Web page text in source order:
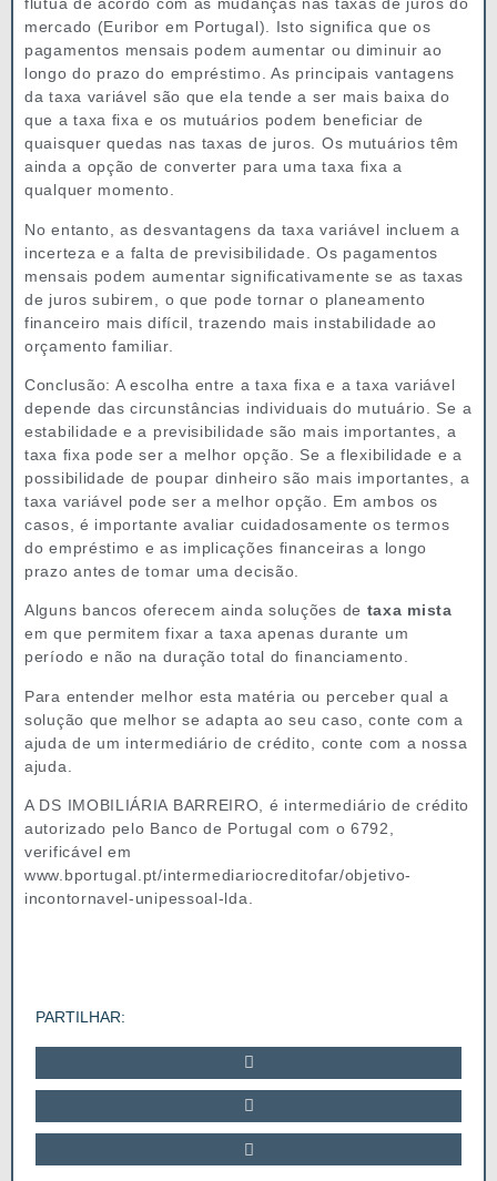
mercado (Euribor em Portugal). Isto significa que os
pagamentos mensais podem aumentar ou diminuir ao
longo do prazo do empréstimo. As principais vantagens
da taxa variável são que ela tende a ser mais baixa do
que a taxa fixa e os mutuários podem beneficiar de
quaisquer quedas nas taxas de juros. Os mutuários têm
ainda a opção de converter para uma taxa fixa a
qualquer momento.
No entanto, as desvantagens da taxa variável incluem a
incerteza e a falta de previsibilidade. Os pagamentos
mensais podem aumentar significativamente se as taxas
de juros subirem, o que pode tornar o planeamento
financeiro mais difícil, trazendo mais instabilidade ao
orçamento familiar.
Conclusão: A escolha entre a taxa fixa e a taxa variável
depende das circunstâncias individuais do mutuário. Se a
estabilidade e a previsibilidade são mais importantes, a
taxa fixa pode ser a melhor opção. Se a flexibilidade e a
possibilidade de poupar dinheiro são mais importantes, a
taxa variável pode ser a melhor opção. Em ambos os
casos, é importante avaliar cuidadosamente os termos
do empréstimo e as implicações financeiras a longo
prazo antes de tomar uma decisão.
Alguns bancos oferecem ainda soluções de taxa mista
em que permitem fixar a taxa apenas durante um
período e não na duração total do financiamento.
Para entender melhor esta matéria ou perceber qual a
solução que melhor se adapta ao seu caso, conte com a
ajuda de um intermediário de crédito, conte com a nossa
ajuda.
A DS IMOBILIÁRIA BARREIRO, é intermediário de crédito
autorizado pelo Banco de Portugal com o 6792,
verificável em
www.bportugal.pt/intermediariocreditofar/objetivo-
incontornavel-unipessoal-lda.
PARTILHAR: